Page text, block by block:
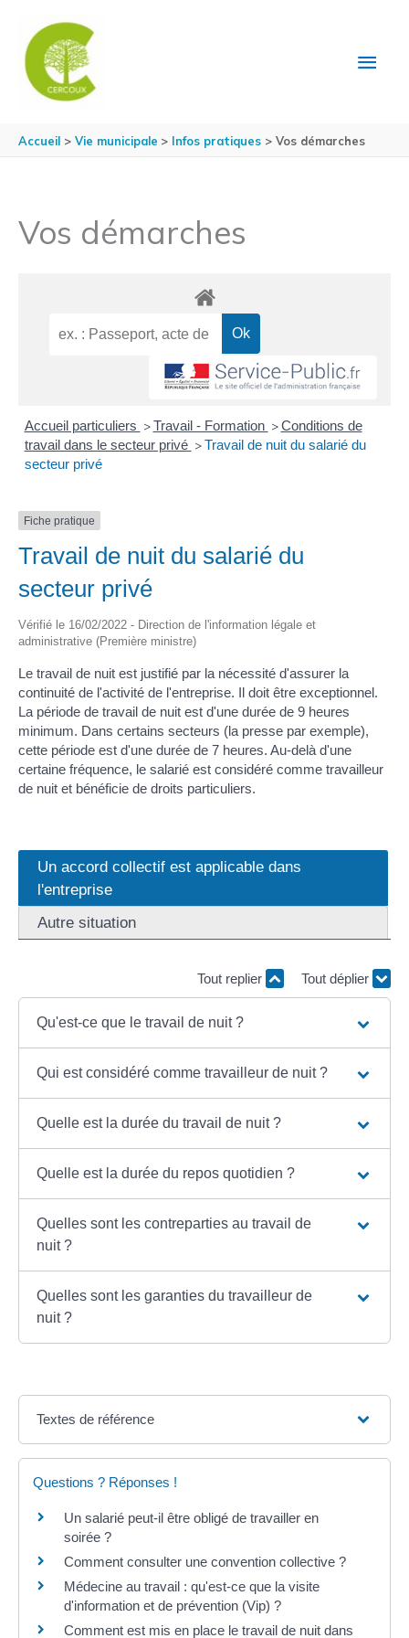
Accueil Vie municipale Infos pratiques Vos démarches
Vos démarches
Accueil particuliers > Travail - Formation > Conditions de
travail dans le secteur privé > Travail de nuit du salarié du
secteur privé
Fiche pratique
Travail de nuit du salarié du
secteur privé
Vérifié le 16/02/2022 - Direction de l'information légale et
administrative (Première ministre)
Le travail de nuit est justifié par la nécessité d'assurer la
continuité de l'activité de l'entreprise. Il doit être exceptionnel.
La période de travail de nuit est d'une durée de 9 heures
minimum. Dans certains secteurs (la presse par exemple),
cette période est d'une durée de 7 heures. Au-delà d'une
certaine fréquence, le salarié est considéré comme travailleur
de nuit et bénéficie de droits particuliers.
Un accord collectif est applicable dans
l'entreprise
Autre situation
Tout replier Tout déplier
Qu'est-ce que le travail de nuit ?
Qui est considéré comme travailleur de nuit ?
Quelle est la durée du travail de nuit ?
Quelle est la durée du repos quotidien ?
Quelles sont les contreparties au travail de
nuit ?
Quelles sont les garanties du travailleur de
nuit ?
Textes de référence
Questions ? Réponses !
Un salarié peut-il être obligé de travailler en
soirée ?
Comment consulter une convention collective ?
Médecine au travail : qu'est-ce que la visite
d'information et de prévention (Vip) ?
Comment est mis en place le travail de nuit dans